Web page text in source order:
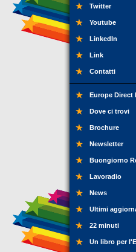
Twitter
Youtube
LinkedIn
Link
Contatti
Europe Direct
Dove ci trovi
Brochure
Newsletter
Buongiorno
Lavoradio
News
Ultimi
22 minuti
Un libro per